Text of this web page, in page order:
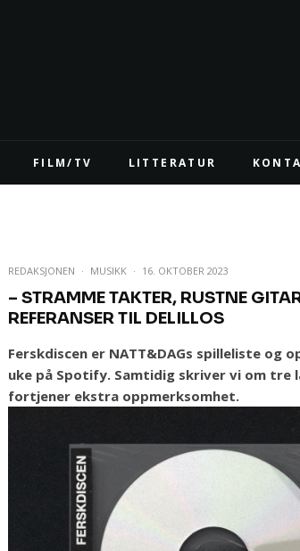
FILM/TV LITTERATUR
REDAKSJONEN · MUSIKK · 16. OKTOBER 2023
– STRAMME TAKTER, RUSTNE
REFERANSER TIL DELILLOS
Ferskdiscen er NATT&DAGs spilleliste og
uke på Spotify. Samtidig skriver vi om tre
fortjener ekstra oppmerksomhet.